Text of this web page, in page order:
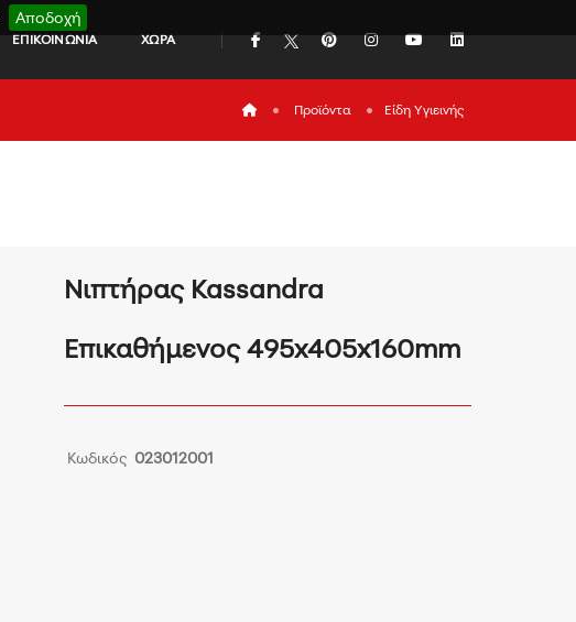
Αποδοχή
ΕΠΙΚΟΙΝΩΝΙΑ ΧΩΡΑ icon iconicon iconicon
iconΠροϊόντα Είδη Υγιεινής
Νιπτήρας Kassandra
Επικαθήμενος 495x405x160mm
Κωδικός 023012001